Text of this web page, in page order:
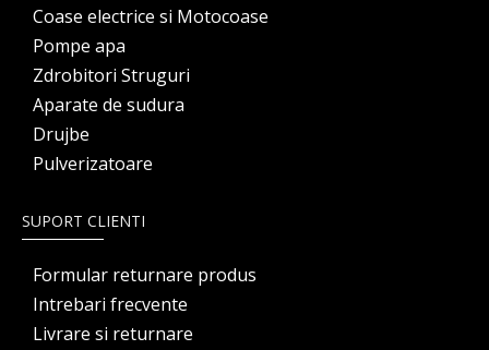
Coase electrice si Motocoase
Pompe apa
Zdrobitori Struguri
Aparate de sudura
Drujbe
Pulverizatoare
SUPORT CLIENTI
Formular returnare produs
Intrebari frecvente
Livrare si returnare